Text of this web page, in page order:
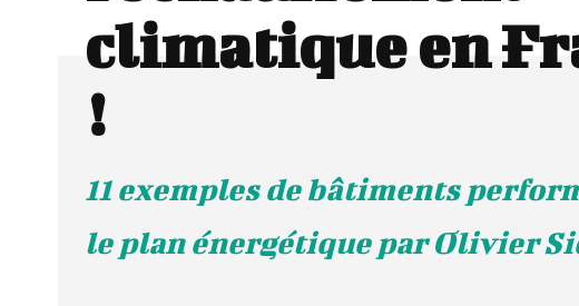
climatique en
!
11 exemples de bâtiments
le plan énergétique par Olivier